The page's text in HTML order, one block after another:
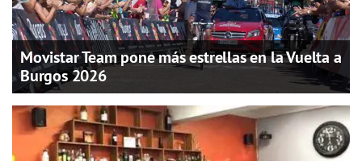
Movistar Team pone más estrellas en la Vuelta a
Burgos 2026